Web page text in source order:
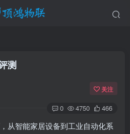
测​
关注
0 4750 466
从智能家居设备到工业自动化系